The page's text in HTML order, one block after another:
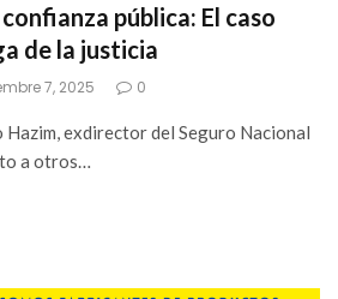
pública: El caso
de la justicia
7, 2025 0
exdirector del Seguro Nacional
a otros…